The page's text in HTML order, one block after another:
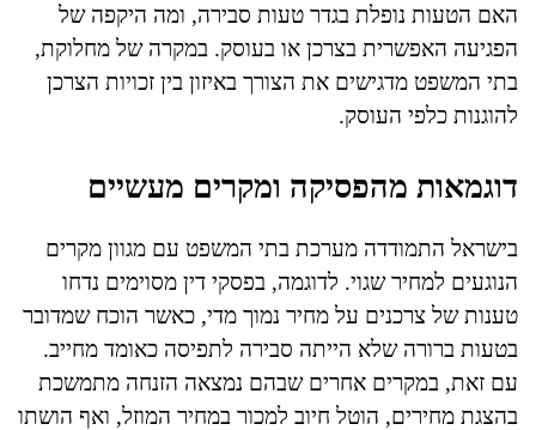
האם הטעות נופלת בגדר טעות סבירה, ומה היקפה של
הפגיעה האפשרית בצרכן או בעוסק. במקרה של מחלוקת,
בתי המשפט מדגישים את הצורך באיזון בין זכויות הצרכן
להוגנות כלפי העוסק.
דוגמאות מהפסיקה ומקרים מעשיים
בישראל התמודדה מערכת בתי המשפט עם מגוון מקרים
הנוגעים למחיר שגוי. לדוגמה, בפסקי דין מסוימים נדחו
טענות של צרכנים על מחיר נמוך מדי, כאשר הוכח שמדובר
בטעות ברורה שלא הייתה סבירה לתפיסה כאומד מחייב.
עם זאת, במקרים אחרים שבהם נמצאה הזנחה מתמשכת
בהצגת מחירים, הוטל חיוב למכור במחיר המוזל, ואף הושתו